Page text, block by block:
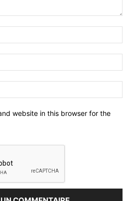
website in this browser for the